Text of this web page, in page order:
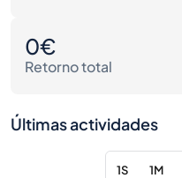
0€
Retorno total
Últimas actividades
1S 1M